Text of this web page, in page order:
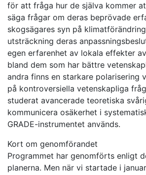
för att fråga hur de själva kommer
säga frågar om deras beprövade
skogsägares syn på
utsträckning deras
egen erfarenhet av lokala effekter
bland dem som har bättre
andra finns en starkare polarisering
på kontroversiella vetenskapliga
studerat avancerade teoretiska
kommunicera osäkerhet i
GRADE-instrumentet används.
Kort om genomförandet
Programmet har genomförts enligt
planerna. Men när vi startade i